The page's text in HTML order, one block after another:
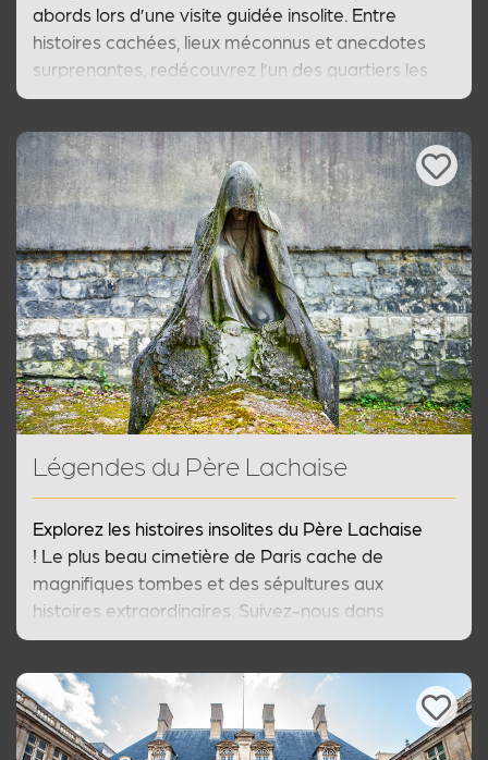
abords lors d’une visite guidée insolite. Entre
histoires cachées, lieux méconnus et anecdotes
surprenantes, redécouvrez l’un des quartiers les
plus mystérieux de Paris comme vous ne l’avez
Previous Next
Légendes du Père Lachaise
Explorez les histoires insolites du Père Lachaise
! Le plus beau cimetière de Paris cache de
magnifiques tombes et des sépultures aux
histoires extraordinaires. Suivez-nous dans
notre visite guidée qui dévoile le secrets des
Lachaise.